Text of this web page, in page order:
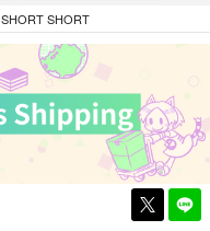
SHORT SHORT